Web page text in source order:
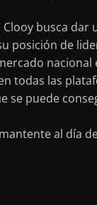
busca dar
posición de
nacional
todas las
se puede
al día